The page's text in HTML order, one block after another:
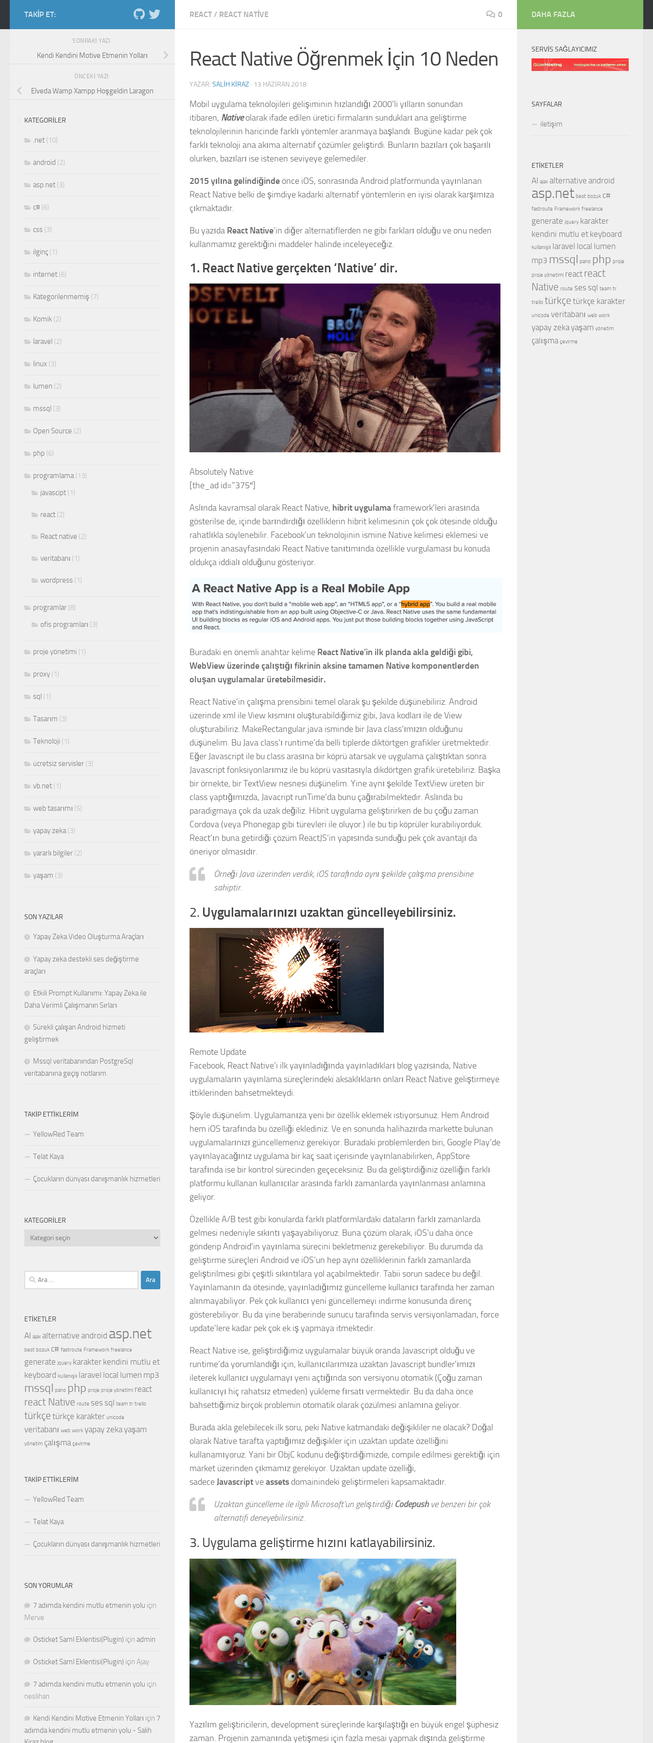
Skip to content
Salih Kiraz blog
REACT / REACT NATIVE 0
React Native Öğrenmek İçin 10 Neden
YAZAR: SALIH KIRAZ · 13 HAZIRAN 2018
Mobil uygulama teknolojileri gelişiminin hızlandığı 2000’li yılların sonundan
itibaren, Nativeolarak ifade edilen üretici firmaların sundukları ana geliştirme
teknolojilerinin haricinde farklı yöntemler aranmaya başlandı. Bugüne kadar pek çok
farklı teknoloji ana akıma alternatif çözümler geliştirdi. Bunların bazıları çok başarılı
olurken, bazıları ise istenen seviyeye gelemediler.
2015 yılına gelindiğinde önce iOS, sonrasında Android platformunda yayınlanan
React Native belki de şimdiye kadarki alternatif yöntemlerin en iyisi olarak karşımıza
çıkmaktadır.
Bu yazıda React Native’in diğer alternatiflerden ne gibi farkları olduğu ve onu neden
kullanmamız gerektiğini maddeler halinde inceleyeceğiz.
1. React Native gerçekten ‘Native’ dir.
Absolutely Native
[the_ad id=”375″]
Aslında kavramsal olarak React Native, hibrit uygulamaframework’leri arasında
gösterilse de, içinde barındırdığı özelliklerin hibrit kelimesinin çok çok ötesinde olduğu
rahatlıkla söylenebilir. Facebook’un teknolojinin ismine Native kelimesi eklemesi ve
projenin anasayfasındaki React Native tanıtımında özellikle vurgulaması bu konuda
oldukça iddialı olduğunu gösteriyor.
Buradaki en önemli anahtar kelime React Native’in ilk planda akla geldiği gibi,
WebView üzerinde çalıştığı fikrinin aksine tamamen Native komponentlerden
oluşan uygulamalar üretebilmesidir.
React Native’in çalışma prensibini temel olarak şu şekilde düşünebiliriz. Android
üzerinde xml ile View kısmını oluşturabildiğimiz gibi, Java kodları ile de View
oluşturabiliriz. MakeRectangular.java isminde bir Java class’ımızın olduğunu
düşünelim. Bu Java class’ı runtime’da belli tiplerde diktörtgen grafikler üretmektedir.
Eğer Javascript ile bu class arasına bir köprü atarsak ve uygulama çalıştıktan sonra
Javascript fonksiyonlarımız ile bu köprü vasıtasıyla dikdörtgen grafik üretebiliriz. Başka
bir örnekte, bir TextView nesnesi düşünelim. Yine aynı şekilde TextView üreten bir
class yaptığımızda, Javacript runTime’da bunu çağırabilmektedir. Aslında bu
paradigmaya çok da uzak değiliz. Hibrit uygulama geliştirirken de bu çoğu zaman
Cordova (veya Phonegap gibi türevleri ile oluyor.) ile bu tip köprüler kurabiliyorduk.
React’ın buna getirdiği çözüm ReactJS’in yapısında sunduğu pek çok avantajı da
öneriyor olmasıdır.
Örneği Java üzerinden verdik, iOS tarafında aynı şekilde çalışma prensibine
sahiptir.
2. Uygulamalarınızı uzaktan güncelleyebilirsiniz.
Remote Update
Facebook, React Native’i ilk yayınladığında yayınladıkları blog yazısında, Native
uygulamaların yayınlama süreçlerindeki aksaklıkların onları React Native geliştirmeye
ittiklerinden bahsetmekteydi.
Şöyle düşünelim. Uygulamanıza yeni bir özellik eklemek istiyorsunuz. Hem Android
hem iOS tarafında bu özelliği eklediniz. Ve en sonunda halihazırda markette bulunan
uygulamalarınızı güncellemeniz gerekiyor. Buradaki problemlerden biri, Google Play’de
yayınlayacağınız uygulama bir kaç saat içerisinde yayınlanabilirken, AppStore
tarafında ise bir kontrol sürecinden geçeceksiniz. Bu da geliştirdiğiniz özelliğin farklı
platformu kullanan kullanıcılar arasında farklı zamanlarda yayınlanması anlamına
geliyor.
Özellikle A/B test gibi konularda farklı platformlardaki dataların farklı zamanlarda
gelmesi nedeniyle sıkıntı yaşayabiliyoruz. Buna çözüm olarak, iOS’u daha önce
gönderip Android’in yayınlama sürecini bekletmeniz gerekebiliyor. Bu durumda da
geliştirme süreçleri Android ve iOS’un hep aynı özelliklerinin farklı zamanlarda
geliştirilmesi gibi çeşitli sıkıntılara yol açabilmektedir. Tabii sorun sadece bu değil.
Yayınlamanın da ötesinde, yayınladığımız güncelleme kullanıcı tarafında her zaman
alınmayabiliyor. Pek çok kullanıcı yeni güncellemeyi indirme konusunda direnç
gösterebiliyor. Bu da yine beraberinde sunucu tarafında servis versiyonlamadan, force
update’lere kadar pek çok ek iş yapmaya itmektedir.
React Native ise, geliştirdiğimiz uygulamalar büyük oranda Javascript olduğu ve
runtime’da yorumlandığı için, kullanıcılarımıza uzaktan Javascript bundler’ımızı
ileterek kullanıcı uygulamayı yeni açtığında son versiyonu otomatik (Çoğu zaman
kullanıcıyı hiç rahatsız etmeden) yükleme fırsatı vermektedir. Bu da daha önce
bahsettiğimiz birçok problemin otomatik olarak çözülmesi anlamına geliyor.
Burada akla gelebilecek ilk soru, peki Native katmandaki değişikliler ne olacak? Doğal
olarak Native tarafta yaptığımız değişikler için uzaktan update özelliğini
kullanamıyoruz. Yani bir ObjC kodunu değiştirdiğimizde, compile edilmesi gerektiği için
market üzerinden çıkmamız gerekiyor. Uzaktan update özelliği,
sadeceJavascriptveassets domainindeki geliştirmeleri kapsamaktadır.
Uzaktan güncelleme ile ilgili Microsoft’un geliştirdiği Codepushve benzeri bir çok
alternatifi deneyebilirsiniz.
3. Uygulama geliştirme hızını katlayabilirsiniz.
Yazılım geliştiricilerin, development süreçlerinde karşılaştığı en büyük engel şüphesiz
zaman. Projenin zamanında yetişmesi için fazla mesai yapmak dışında geliştirme
TAKIP ET:
SONRAKI YAZI
Kendi Kendini Motive Etmenin Yolları
ÖNCEKI YAZI
Elveda Wamp Xampp Hoşgeldin Laragon
KATEGORILER
.net (10)
android (2)
asp.net (3)
c# (6)
css (3)
ilginç (1)
internet (6)
Kategorilenmemiş (7)
Komik (2)
laravel (2)
linux (3)
lumen (2)
mssql (3)
Open Source (2)
php (6)
programlama(13)
javascipt (1)
react (2)
React native (2)
veritabanı (1)
wordpress (1)
programlar (8)
ofis programları (3)
proje yönetimi (1)
proxy (1)
sql (1)
Tasarım (3)
Teknoloji (1)
ücretsiz servisler (3)
vb.net (1)
web tasarımı (5)
yapay zeka(3)
yararlı bilgiler (2)
yaşam (3)
SON YAZILAR
Yapay Zeka Video Oluşturma Araçları
Yapay zeka destekli ses değiştirme
araçları
Etkili Prompt Kullanımı: Yapay Zeka ile
Daha Verimli Çalışmanın Sırları
Sürekli çalışan Android hizmeti
geliştirmek
Mssql veritabanından PostgreSql
veritabanına geçiş notlarım
TAKIP ETTIKLERIM
YellowRed Team
Telat Kaya
Çocukların dünyası danışmanlık hizmetleri
KATEGORILER
Kategoriler
Arama:
ETIKETLER
AI ajax alternative android asp.net
best bozuk c# fastroute Framework freelance
generate jquery karakter kendini mutlu et
keyboard kullanışlı laravel local lumen mp3
mssql pano php proje proje yönetimi react
react Native route ses sql team tr trello
türkçe türkçe karakter unicode
veritabanı web work yapay zekayaşam
yönetim çalışma çevirme
TAKIP ETTIKLERIM
YellowRed Team
Telat Kaya
Çocukların dünyası danışmanlık hizmetleri
SON YORUMLAR
7 adımda kendini mutlu etmenin yolu için
Merve
Osticket Saml Eklentisi(Plugin) için admin
Osticket Saml Eklentisi(Plugin) için Ajay
7 adımda kendini mutlu etmenin yolu için
neslihan
Kendi Kendini Motive Etmenin Yolları için 7
adımda kendini mutlu etmenin yolu - Salih
DAHA FAZLA
SERVIS SAĞLAYICIMIZ
SAYFALAR
iletişim
ETIKETLER
AI ajax alternative android
asp.net best bozuk c#
fastroute Framework freelance
generate jquery karakter
kendini mutlu et keyboard
kullanışlı laravel local lumen
mp3 mssql pano php proje
proje yönetimi react react
Native route ses sql team tr
trello türkçe türkçe karakter
unicode veritabanı web work
yapay zekayaşam yönetim
çalışma çevirme